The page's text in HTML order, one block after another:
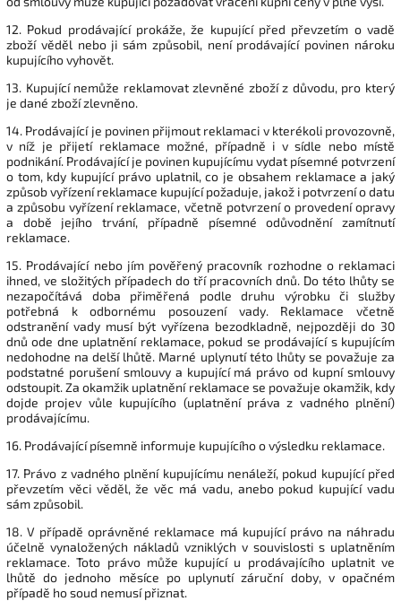
12. Pokud prodávající prokáže, že kupující před převzetím o vadě
zboží věděl nebo ji sám způsobil, není prodávající povinen nároku
kupujícího vyhovět.
13. Kupující nemůže reklamovat zlevněné zboží z důvodu, pro který
je dané zboží zlevněno.
14. Prodávající je povinen přijmout reklamaci v kterékoli provozovně,
v níž je přijetí reklamace možné, případně i v sídle nebo místě
podnikání. Prodávající je povinen kupujícímu vydat písemné potvrzení
o tom, kdy kupující právo uplatnil, co je obsahem reklamace a jaký
způsob vyřízení reklamace kupující požaduje, jakož i potvrzení o datu
a způsobu vyřízení reklamace, včetně potvrzení o provedení opravy
a době jejího trvání, případně písemné odůvodnění zamítnutí
reklamace.
15. Prodávající nebo jím pověřený pracovník rozhodne o reklamaci
ihned, ve složitých případech do tří pracovních dnů. Do této lhůty se
nezapočítává doba přiměřená podle druhu výrobku či služby
potřebná k odbornému posouzení vady. Reklamace včetně
odstranění vady musí být vyřízena bezodkladně, nejpozději do 30
dnů ode dne uplatnění reklamace, pokud se prodávající s kupujícím
nedohodne na delší lhůtě. Marné uplynutí této lhůty se považuje za
podstatné porušení smlouvy a kupující má právo od kupní smlouvy
odstoupit. Za okamžik uplatnění reklamace se považuje okamžik, kdy
dojde projev vůle kupujícího (uplatnění práva z vadného plnění)
prodávajícímu.
16. Prodávající písemně informuje kupujícího o výsledku reklamace.
17. Právo z vadného plnění kupujícímu nenáleží, pokud kupující před
převzetím věci věděl, že věc má vadu, anebo pokud kupující vadu
sám způsobil.
18. V případě oprávněné reklamace má kupující právo na náhradu
účelně vynaložených nákladů vzniklých v souvislosti s uplatněním
reklamace. Toto právo může kupující u prodávajícího uplatnit ve
lhůtě do jednoho měsíce po uplynutí záruční doby, v opačném
případě ho soud nemusí přiznat.